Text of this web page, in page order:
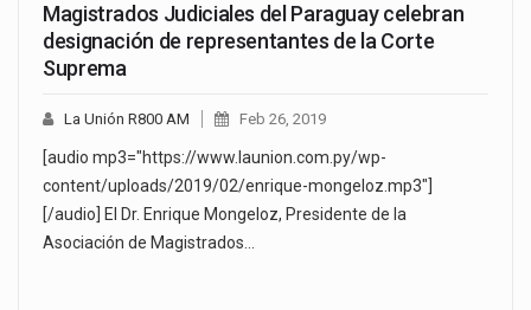
Magistrados Judiciales del Paraguay celebran
designación de representantes de la Corte
Suprema
La Unión R800 AM Feb 26, 2019
[audio mp3="https://www.launion.com.py/wp-
content/uploads/2019/02/enrique-mongeloz.mp3"]
[/audio] El Dr. Enrique Mongeloz, Presidente de la
Asociación de Magistrados…